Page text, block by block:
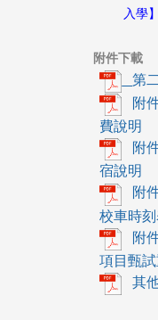
入學】
附件下載
第
附
費說明
附
宿說明
附
校車時
附
項目甄
其